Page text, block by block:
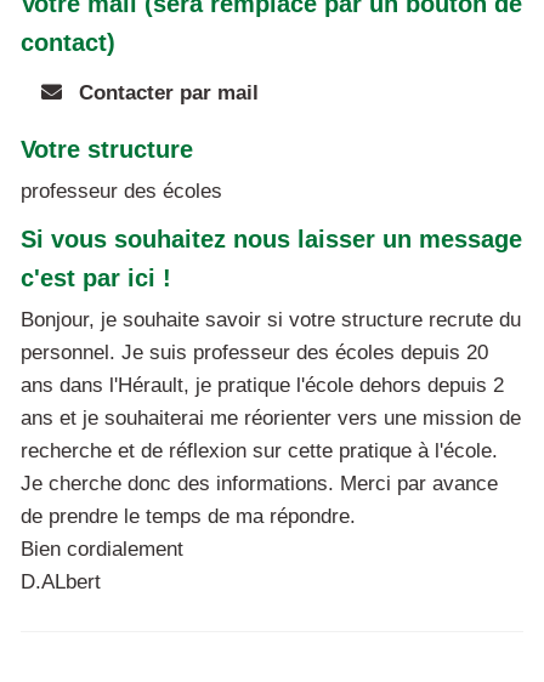
contact)
Contacter par mail
Votre structure
professeur des écoles
Si vous souhaitez nous laisser un message
c'est par ici !
Bonjour, je souhaite savoir si votre structure recrute du
personnel. Je suis professeur des écoles depuis 20
ans dans l'Hérault, je pratique l'école dehors depuis 2
ans et je souhaiterai me réorienter vers une mission de
recherche et de réflexion sur cette pratique à l'école.
Je cherche donc des informations. Merci par avance
de prendre le temps de ma répondre.
Bien cordialement
D.ALbert